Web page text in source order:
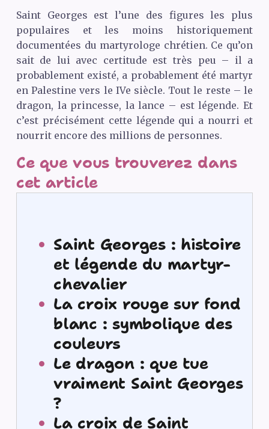
Saint Georges est l’une des figures les plus
populaires et les moins historiquement
documentées du martyrologe chrétien. Ce qu’on
sait de lui avec certitude est très peu – il a
probablement existé, a probablement été martyr
en Palestine vers le IVe siècle. Tout le reste – le
dragon, la princesse, la lance – est légende. Et
c’est précisément cette légende qui a nourri et
nourrit encore des millions de personnes.
Ce que vous trouverez dans
cet article
Saint Georges : histoire
et légende du martyr-
chevalier
La croix rouge sur fond
blanc : symbolique des
couleurs
Le dragon : que tue
vraiment Saint Georges
?
La croix de Saint